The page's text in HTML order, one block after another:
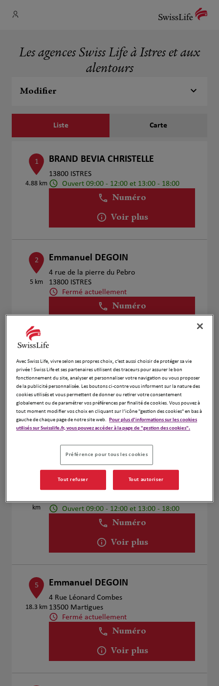
Les agences Swiss Life à Istres et aux
alentours
Modifier
Liste Carte
1
4.88 km
BRAND BEVIA CHRISTELLE
13800 ISTRES
Ouvert 09:00 - 12:00 et 13:00 - 18:00
Numéro
Voir plus
2
5 km
Emmanuel DEGOIN
4 rue de la pierre du Pebro
13800 ISTRES
Fermé actuellement
Numéro
3 Grégory BORGHINO
85 boulevard de la République
13300 SALON DE PROVENCE
Ouvert 24h/24
Numéro
km
53 Rue Marechal Joffre
Ouvert 09:00 - 12:00 et 13:00 - 18:00
Numéro
Voir plus
5
18.3 km
Emmanuel DEGOIN
4 Rue Léonard Combes
13500 Martigues
Fermé actuellement
Numéro
Voir plus
Avec Swiss Life, vivre selon ses propres choix, c’est aussi choisir de protéger sa vie
privée ! Swiss Life et ses partenaires utilisent des traceurs pour assurer le bon
fonctionnement du site, analyser et personnaliser votre navigation ou vous proposer
de la publicité personnalisée. Les boutons ci-contre vous informent sur la nature des
cookies utilisés et vous permettent de donner ou retirer votre consentement
globalement ou de paramétrer vos préférences par finalité de cookies. Vous pouvez à
tout moment modifier vos choix en cliquant sur l’icône "gestion des cookies" en bas à
gauche de chaque page de notre site web.
Pour plus d'informations sur les cookies
utilisés sur Swisslife.fr, vous pouvez accéder à la page de "gestion des cookies".
Préférence pour tous les cookies
Tout refuser Tout autoriser